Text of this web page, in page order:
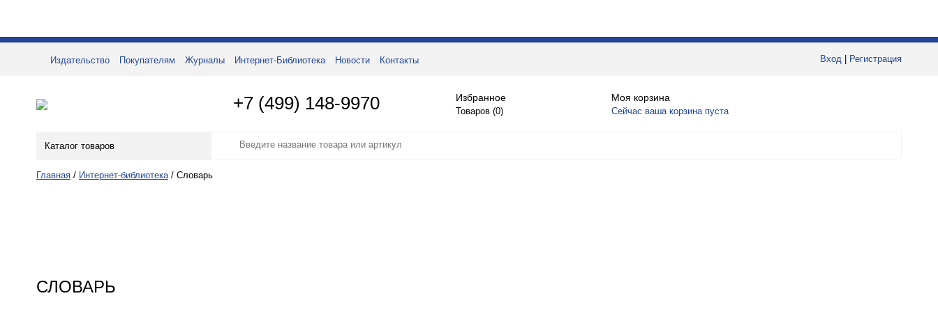
Вход Регистрация
Издательство Покупателям Журналы Интернет-Библиотека Новости Контакты
+7 (499) 148-9970 Избранное
Товаров (0)
Моя корзина
Сейчас ваша корзина пуста
Каталог товаров
Главная / Интернет-библиотека / Словарь
СЛОВАРЬ